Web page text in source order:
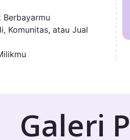
Berbayarmu
Komunitas, atau Jual
Galeri